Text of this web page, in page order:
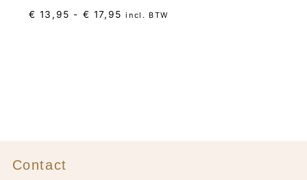
Gewaardeerd
5.00
€ 13,95 - € 17,95 Prijsklasse:
incl. BTW
Contact